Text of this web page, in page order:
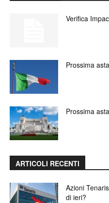
Verifica
Prossima
Prossima
ARTICOLI RECENTI
Azioni
di ieri?